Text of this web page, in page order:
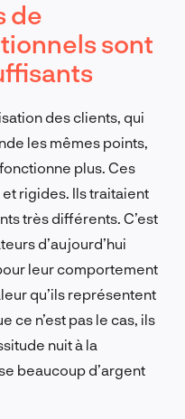
de
sont
des clients, qui
les mêmes points,
plus. Ces
rigides. Ils traitaient
très différents. C’est
d’aujourd’hui
leur comportement
qu’ils représentent
ce n’est pas le cas, ils
nuit à la
beaucoup d’argent